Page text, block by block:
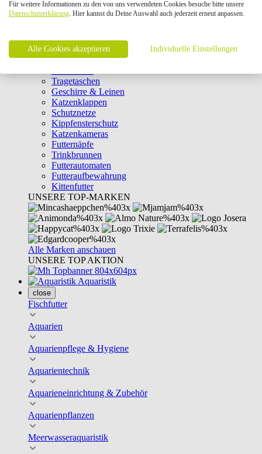
Intelligenzspielzeug
Laserpointer & Elektrospielzeug
Clicker & Target Sticks für Katzen
Weiteres Katzenspielzeug
Transportboxen
Tragetaschen
Geschirre & Leinen
Katzenklappen
Schutznetze
Kippfensterschutz
Katzenkameras
Futternäpfe
Trinkbrunnen
Futterautomaten
Futteraufbewahrung
Kittenfutter
UNSERE TOP-MARKEN
Alle Marken anschauen
UNSERE TOP AKTION
Aquaristik
close
Fischfutter
Aquarien
Aquarienpflege & Hygiene
Aquarientechnik
Aquarieneinrichtung & Zubehör
Aquarienpflanzen
Meerwasseraquaristik
Für weitere Informationen zu den von uns verwendeten Cookies besuche bitte unsere
Datenschutzerklärung. Hier kannst du Deine Auswahl auch jederzeit erneut anpassen.
Alle Cookies akzeptieren Individuelle Einstellungen